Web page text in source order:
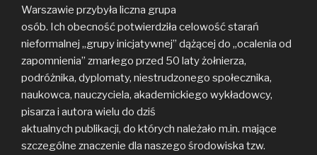
Warszawie przybyła liczna grupa
osób. Ich obecność potwierdziła celowość starań
nieformalnej „grupy inicjatywnej” dążącej do „ocalenia od
zapomnienia” zmarłego przed 50 laty żołnierza,
podróżnika, dyplomaty, niestrudzonego społecznika,
naukowca, nauczyciela, akademickiego wykładowcy,
pisarza i autora wielu do dziś
aktualnych publikacji, do których należało m.in. mające
szczególne znaczenie dla naszego środowiska tzw.